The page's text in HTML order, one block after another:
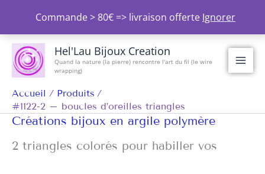
Commande > 80€ => livraison offerte Ignorer
contenu
Hel'Lau Bijoux Creation
Quand la nature (la pierre) rencontre l'art du fil (le wire
wrapping)
Accueil
Produits
#1122-2 – boucles d’oreilles triangles
Créations bijoux en argile polymère
2 triangles colorés pour habiller vos